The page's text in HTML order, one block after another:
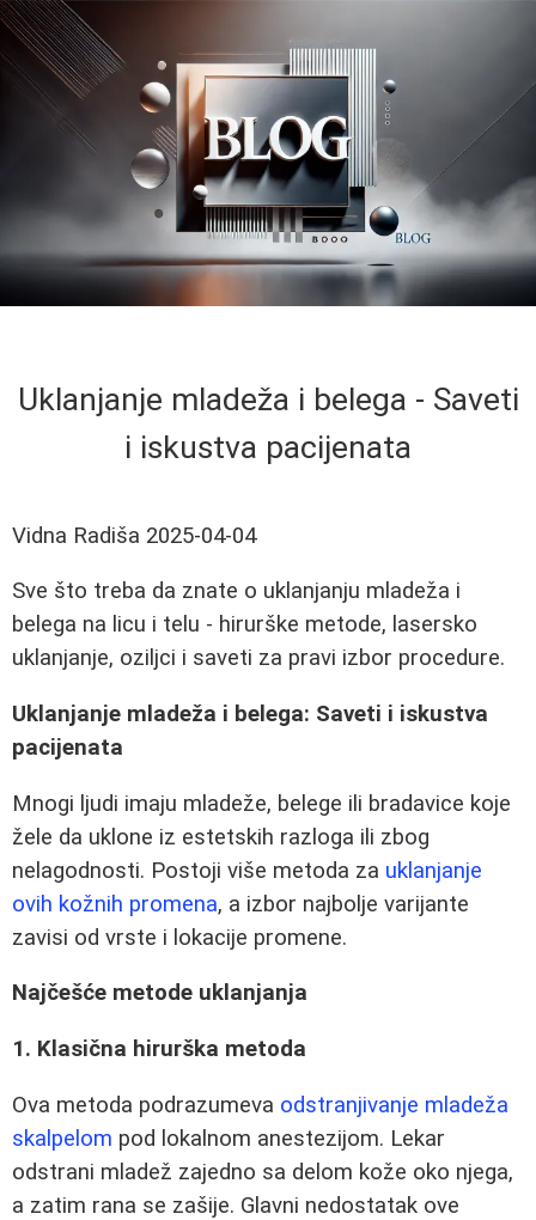
Uklanjanje mladeža i belega - Saveti
i iskustva pacijenata
Vidna Radiša 2025-04-04
Sve što treba da znate o uklanjanju mladeža i
belega na licu i telu - hirurške metode, lasersko
uklanjanje, oziljci i saveti za pravi izbor procedure.
Uklanjanje mladeža i belega: Saveti i iskustva
pacijenata
Mnogi ljudi imaju mladeže, belege ili bradavice koje
žele da uklone iz estetskih razloga ili zbog
nelagodnosti. Postoji više metoda za uklanjanje
ovih kožnih promena, a izbor najbolje varijante
zavisi od vrste i lokacije promene.
Najčešće metode uklanjanja
1. Klasična hirurška metoda
Ova metoda podrazumeva odstranjivanje mladeža
skalpelom pod lokalnom anestezijom. Lekar
odstrani mladež zajedno sa delom kože oko njega,
a zatim rana se zašije. Glavni nedostatak ove